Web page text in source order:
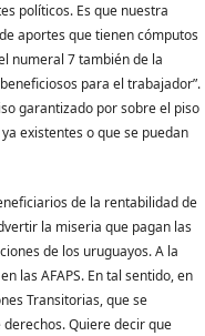
políticos. Es que nuestra
aportes que tienen cómputos
numeral 7 también de la
para el trabajador”.
garantizado por sobre el piso
existentes o que se puedan
de la rentabilidad de
la miseria que pagan las
de los uruguayos. A la
las AFAPS. En tal sentido, en
Transitorias, que se
Quiere decir que